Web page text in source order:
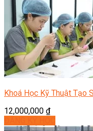
Khoá Học Kỹ Thuật Tạo
12,000,000 ₫